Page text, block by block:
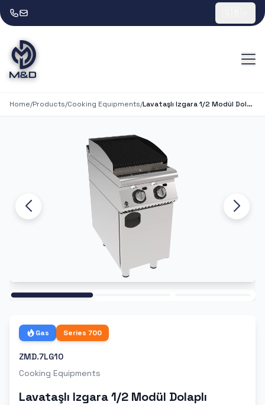
Home/Products/Cooking Equipments/ Lavataşlı Izgara 1/2 Modül Dolaplı
Gas Series 700
ZMD.7LG10
Cooking Equipments
Lavataşlı Izgara 1/2 Modül Dolaplı